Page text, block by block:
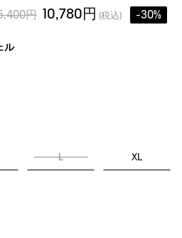
円 10,780円 (税込) -30%
ル
L XL